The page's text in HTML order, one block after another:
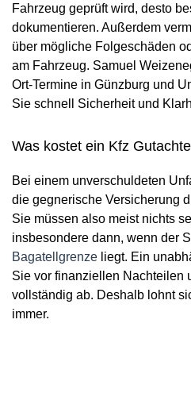
Fahrzeug geprüft wird, desto
dokumentieren. Außerdem
über mögliche Folgeschäden
am Fahrzeug. Samuel
Ort-Termine in Günzburg und
Sie schnell Sicherheit und
Was kostet ein Kfz
Bei einem unverschuldeten
die gegnerische Versicherung
Sie müssen also meist nichts
insbesondere dann, wenn der
Bagatellgrenze liegt. Ein
Sie vor finanziellen Nachteilen
vollständig ab. Deshalb lohnt
immer.